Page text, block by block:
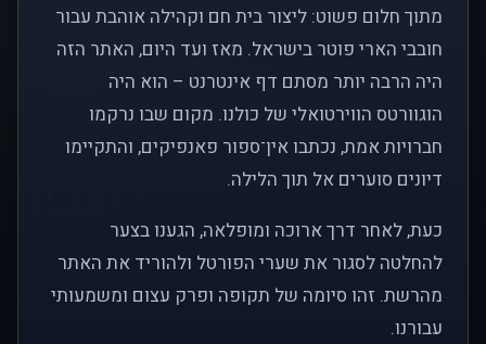
מתוך חלום פשוט: ליצור בית חם וקהילה אוהבת עבור
חובבי הארי פוטר בישראל. מאז ועד היום, האתר הזה
היה הרבה יותר מסתם דף אינטרנט – הוא היה
הוגוורטס הווירטואלי של כולנו. מקום שבו נרקמו
חברויות אמת, נכתבו אין־ספור פאנפיקים, והתקיימו
דיונים סוערים אל תוך הלילה.
כעת, לאחר דרך ארוכה ומופלאה, הגענו בצער
להחלטה לסגור את שערי הפורטל ולהוריד את האתר
מהרשת. זהו סיומה של תקופה ופרק עצום ומשמעותי
עבורנו.